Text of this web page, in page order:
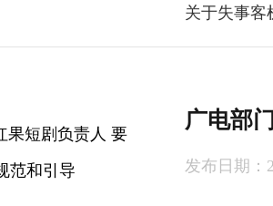
关于失事
广电部
发布日期：